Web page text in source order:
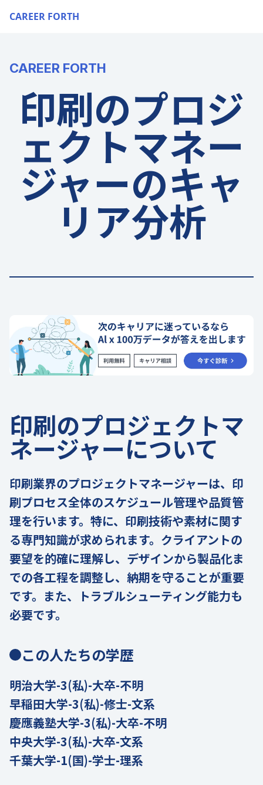
CAREER FORTH
CAREER FORTH
印刷のプロジ
ェクトマネー
ジャーのキャ
リア分析
印刷のプロジェクトマ
ネージャーについて
印刷業界のプロジェクトマネージャーは、印
刷プロセス全体のスケジュール管理や品質管
理を行います。特に、印刷技術や素材に関す
る専門知識が求められます。クライアントの
要望を的確に理解し、デザインから製品化ま
での各工程を調整し、納期を守ることが重要
です。また、トラブルシューティング能力も
必要です。
この人たちの学歴
明治大学-3(私)-大卒-不明
早稲田大学-3(私)-修士-文系
慶應義塾大学-3(私)-大卒-不明
中央大学-3(私)-大卒-文系
千葉大学-1(国)-学士-理系